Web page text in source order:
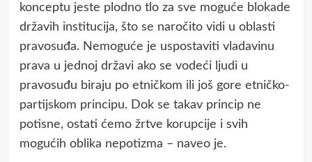
konceptu jeste plodno tlo za sve moguće blokade
državih institucija, što se naročito vidi u oblasti
pravosuđa. Nemoguće je uspostaviti vladavinu
prava u jednoj državi ako se vodeći ljudi u
pravosuđu biraju po etničkom ili još gore etničko-
partijskom principu. Dok se takav princip ne
potisne, ostati ćemo žrtve korupcije i svih
mogućih oblika nepotizma – naveo je.